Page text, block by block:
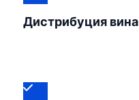
Дистрибуция вина